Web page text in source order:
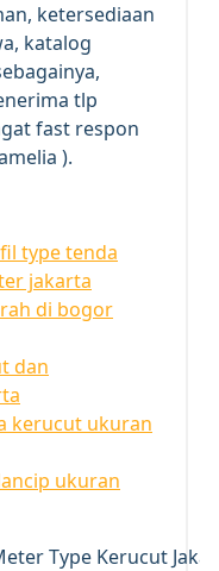
ketersediaan
katalog
tlp
fast respon
).
type tenda
jakarta
di bogor
dan
kerucut ukuran
ukuran